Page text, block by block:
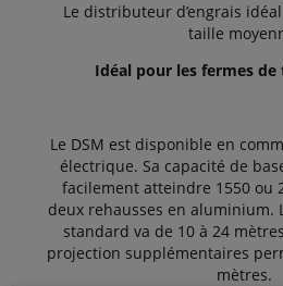
Le distributeur d’engrais
taille
Idéal pour les fermes
Le DSM est disponible en
électrique. Sa capacité de
facilement atteindre 1550 ou
deux rehausses en aluminium.
standard va de 10 à 24
projection supplémentaires
mètres.